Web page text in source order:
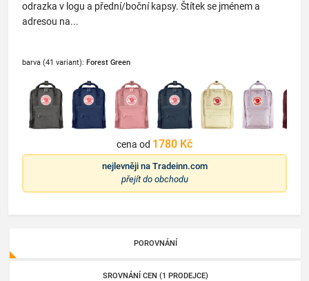
odrazka v logu a přední/boční kapsy. Štítek se jménem a
adresou na...
barva (41 variant): Forest Green
cena od 1780 Kč
nejlevněji na Tradeinn.com
přejít do obchodu
POROVNÁNÍ
SROVNÁNÍ CEN (1 PRODEJCE)